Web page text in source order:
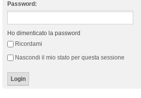
Password:
Ho dimenticato la password
Ricordami
Nascondi il mio stato per questa sessione